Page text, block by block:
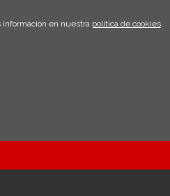
información en nuestra política de cookies.